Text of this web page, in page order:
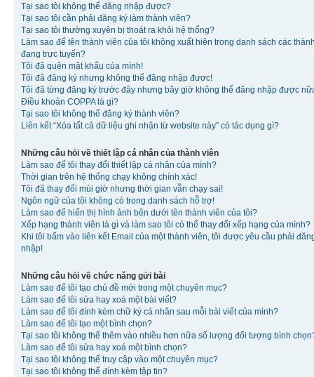
Tại sao tôi không thể đăng nhập được?
Tại sao tôi cần phải đăng ký làm thành viên?
Tại sao tôi thường xuyên bị thoát ra khỏi hệ thống?
Làm sao để tên thành viên của tôi không xuất hiện trong danh sách các
đang trực tuyến?
Tôi đã quên mật khẩu của mình!
Tôi đã đăng ký nhưng không thể đăng nhập được!
Tôi đã từng đăng ký trước đây nhưng bây giờ không thể đăng nhập được
Điều khoản COPPA là gì?
Tại sao tôi không thể đăng ký thành viên?
Liên kết “Xóa tất cả dữ liệu ghi nhận từ website này” có tác dụng gì?
Những câu hỏi về thiết lập cá nhân của thành viên
Làm sao để tôi thay đổi thiết lập cá nhân của mình?
Thời gian trên hệ thống chạy không chính xác!
Tôi đã thay đổi múi giờ nhưng thời gian vẫn chạy sai!
Ngôn ngữ của tôi không có trong danh sách hỗ trợ!
Làm sao để hiển thị hình ảnh bên dưới tên thành viên của tôi?
Xếp hạng thành viên là gì và làm sao tôi có thể thay đổi xếp hạng của mình?
Khi tôi bấm vào liên kết Email của một thành viên, tôi được yêu cầu phải
nhập!
Những câu hỏi về chức năng gửi bài
Làm sao để tôi tạo chủ đề mới trong một chuyên mục?
Làm sao để tôi sửa hay xoá một bài viết?
Làm sao để tôi đính kèm chữ ký cá nhân sau mỗi bài viết của mình?
Làm sao để tôi tạo một bình chọn?
Tại sao tôi không thể thêm vào nhiều hơn nữa số lượng đối tượng bình
Làm sao để tôi sửa hay xoá một bình chọn?
Tại sao tôi không thể truy cập vào một chuyên mục?
Tại sao tôi không thể đính kèm tập tin?